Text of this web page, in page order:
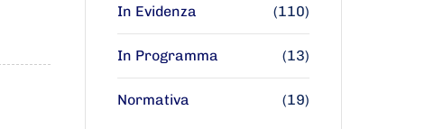
In Evidenza (110)
In Programma (13)
Normativa (19)